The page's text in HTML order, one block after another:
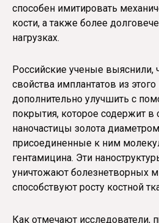
способен имитировать
кости, а также более
нагрузках.
Российские ученые выяснили,
свойства имплантатов из
дополнительно улучшить с
покрытия, которое содержит в
наночастицы золота
присоединенные к ним
гентамицина. Эти
уничтожают болезнетворных
способствуют росту костной
Как отмечают исследователи,